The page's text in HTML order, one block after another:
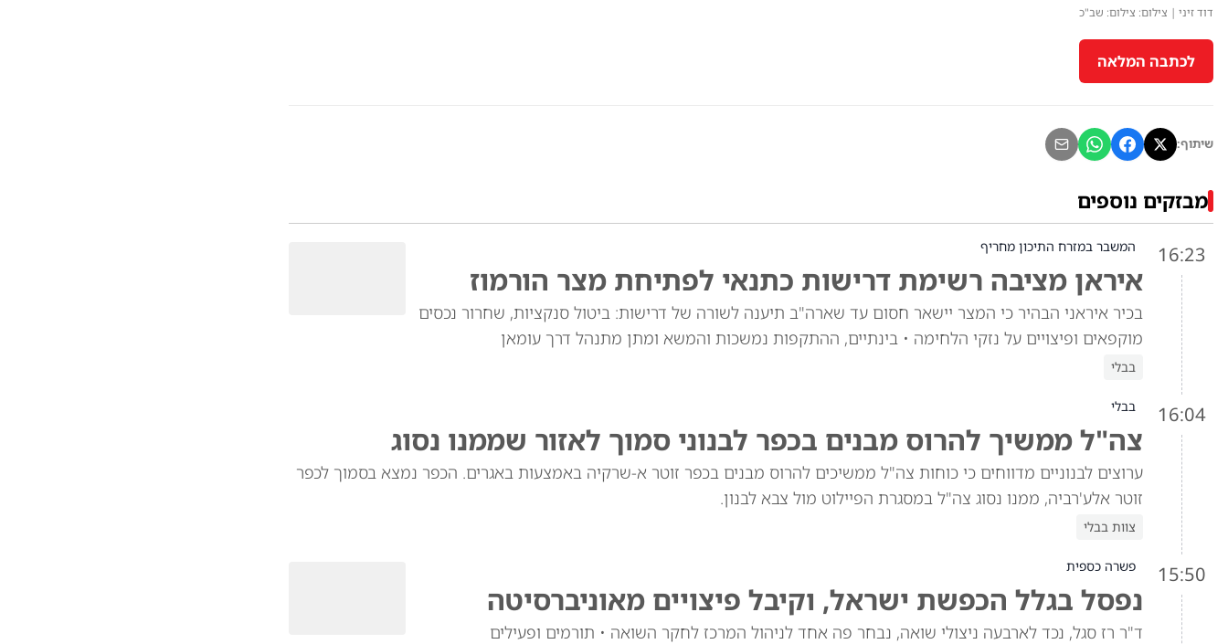
דוד זיני | צילום: צילום: שב"כ
לכתבה המלאה
שיתוף:
מבזקים נוספים
16:23 המשבר במזרח התיכון מחריף
איראן מציבה רשימת דרישות כתנאי לפתיחת מצר הורמוז
בכיר איראני הבהיר כי המצר יישאר חסום עד שארה"ב תיענה לשורה של דרישות: ביטול סנקציות, שחרור נכסים
מוקפאים ופיצויים על נזקי הלחימה • בינתיים, ההתקפות נמשכות והמשא ומתן מתנהל דרך עומאן
בבלי
16:04 בבלי
צה"ל ממשיך להרוס מבנים בכפר לבנוני סמוך לאזור שממנו נסוג
ערוצים לבנוניים מדווחים כי כוחות צה"ל ממשיכים להרוס מבנים בכפר זוטר א-שרקיה באמצעות באגרים. הכפר נמצא בסמוך לכפר
זוטר אלע'רביה, ממנו נסוג צה"ל במסגרת הפיילוט מול צבא לבנון.
צוות בבלי
15:50 פשרה כספית
נפסל בגלל הכפשת ישראל, וקיבל פיצויים מאוניברסיטה
ד"ר רז סגל, נכד לארבעה ניצולי שואה, נבחר פה אחד לניהול המרכז לחקר השואה • תורמים ופעילים